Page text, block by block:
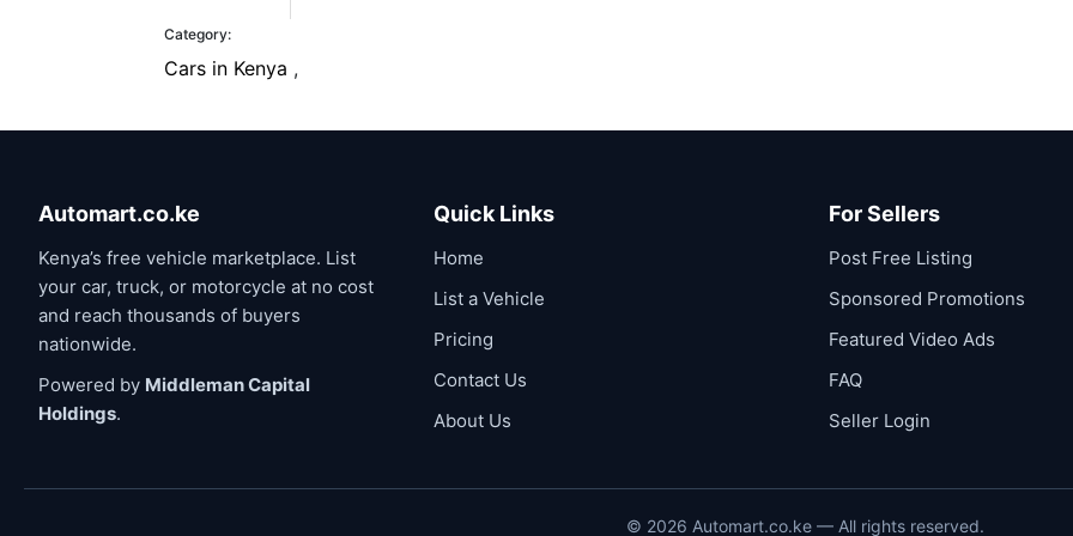
Category:
Cars in Kenya ,
Automart.co.ke
Kenya’s free vehicle marketplace. List
your car, truck, or motorcycle at no cost
and reach thousands of buyers
nationwide.
Powered by Middleman Capital
Holdings.
Quick Links
Home
List a Vehicle
Pricing
Contact Us
About Us
For Sellers
Post Free Listing
Sponsored Promotions
Featured Video Ads
FAQ
Seller Login
© 2026 Automart.co.ke — All rights reserved.